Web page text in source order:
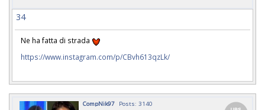
34
Ne ha fatta di strada
https://www.instagram.com/p/CBvh613qzLk/
CompNik97 Posts: 3140